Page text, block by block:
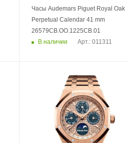
Часы Audemars Piguet Royal Oak
Perpetual Calendar 41 mm
26579CB.OO.1225CB.01
В наличии
Арт.: 011311